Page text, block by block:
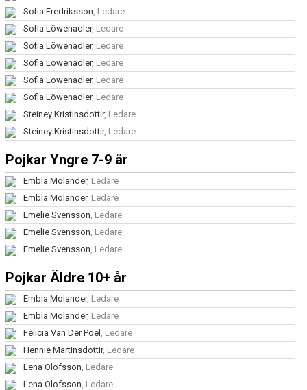
Sofia Fredriksson, Ledare
Sofia Löwenadler, Ledare
Sofia Löwenadler, Ledare
Sofia Löwenadler, Ledare
Sofia Löwenadler, Ledare
Sofia Löwenadler, Ledare
Steiney Kristinsdottir, Ledare
Steiney Kristinsdottir, Ledare
Pojkar Yngre 7-9 år
Embla Molander, Ledare
Embla Molander, Ledare
Emelie Svensson, Ledare
Emelie Svensson, Ledare
Emelie Svensson, Ledare
Pojkar Äldre 10+ år
Embla Molander, Ledare
Embla Molander, Ledare
Felicia Van Der Poel , Ledare
Hennie Martinsdottir, Ledare
Lena Olofsson, Ledare
Lena Olofsson, Ledare